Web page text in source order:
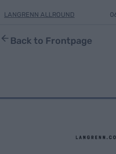
LANGRENN ALLROUND
Back to Frontpage